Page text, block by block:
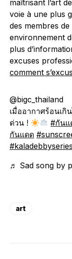
maîtrisant l’art
voie à une plus
des membres
environnement
plus
excuses
comment
@bigc_thailand
เมื่ออากาศร้อนเ
ด่วน !
#กันแ
กันแดด
#kaladebbyseries
♬ Sad song by
art